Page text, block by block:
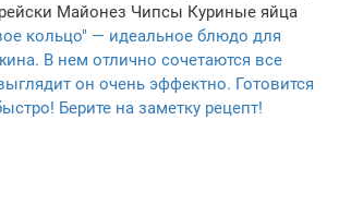
Майонез Чипсы Куриные яйца
кольцо" — идеальное блюдо для
В нем отлично сочетаются все
он очень эффектно. Готовится
Берите на заметку рецепт!